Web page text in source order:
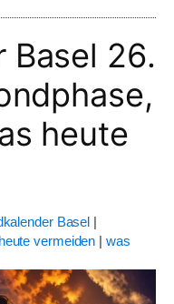
Basel 26.
heute
Basel |
vermeiden | was